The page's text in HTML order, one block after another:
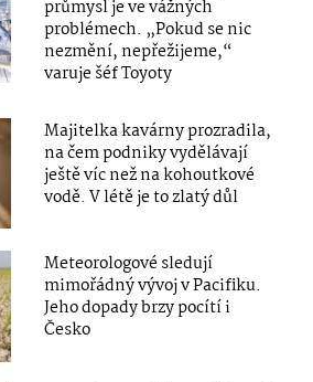
průmysl je ve vážných
problémech. „Pokud se nic
nezmění, nepřežijeme,“
varuje šéf Toyoty
Majitelka kavárny prozradila,
na čem podniky vydělávají
ještě víc než na kohoutkové
vodě. V létě je to zlatý důl
Meteorologové sledují
mimořádný vývoj v Pacifiku.
Jeho dopady brzy pocítí i
Česko